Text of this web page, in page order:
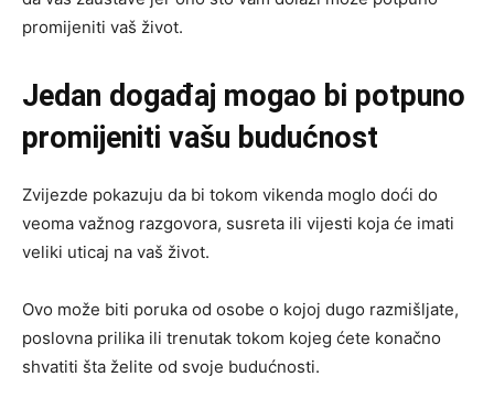
promijeniti vaš život.
Jedan događaj mogao bi potpuno
promijeniti vašu budućnost
Zvijezde pokazuju da bi tokom vikenda moglo doći do
veoma važnog razgovora, susreta ili vijesti koja će imati
veliki uticaj na vaš život.
Ovo može biti poruka od osobe o kojoj dugo razmišljate,
poslovna prilika ili trenutak tokom kojeg ćete konačno
shvatiti šta želite od svoje budućnosti.